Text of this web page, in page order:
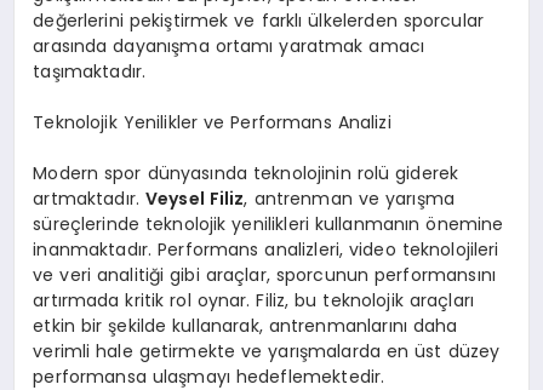
değerlerini pekiştirmek ve farklı ülkelerden sporcular
arasında dayanışma ortamı yaratmak amacı
taşımaktadır.
Teknolojik Yenilikler ve Performans Analizi
Modern spor dünyasında teknolojinin rolü giderek
artmaktadır. Veysel Filiz, antrenman ve yarışma
süreçlerinde teknolojik yenilikleri kullanmanın önemine
inanmaktadır. Performans analizleri, video teknolojileri
ve veri analitiği gibi araçlar, sporcunun performansını
artırmada kritik rol oynar. Filiz, bu teknolojik araçları
etkin bir şekilde kullanarak, antrenmanlarını daha
verimli hale getirmekte ve yarışmalarda en üst düzey
performansa ulaşmayı hedeflemektedir.